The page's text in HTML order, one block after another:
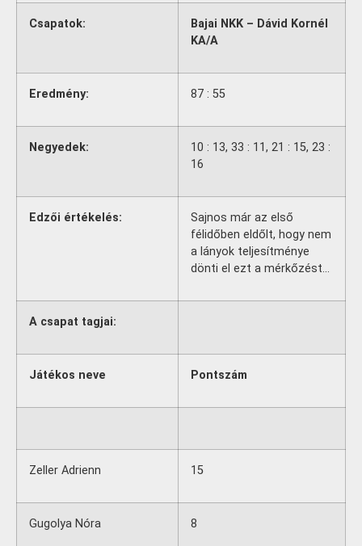
Csapatok:
Bajai NKK – Dávid Kornél
KA/A
Eredmény: 87 : 55
Negyedek:
10 : 13, 33 : 11, 21 : 15, 23 :
16
Edzői értékelés:
Sajnos már az első
félidőben eldőlt, hogy nem
a lányok teljesítménye
dönti el ezt a mérkőzést…
A csapat tagjai:
Játékos neve Pontszám
Zeller Adrienn 15
Gugolya Nóra 8